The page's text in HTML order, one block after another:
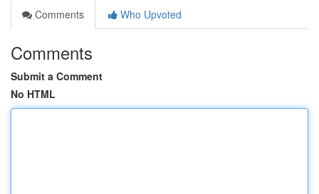
Comments
Who Upvoted
Comments
Submit a Comment
No HTML